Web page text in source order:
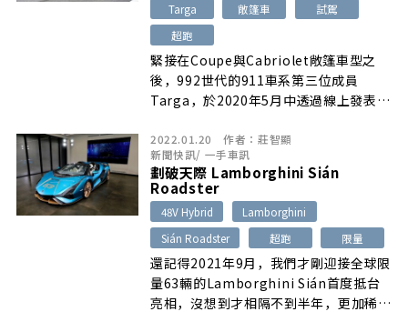
Targa
敞篷車
試駕
超跑
緊接在Coupe與Cabriolet敞篷車型之
後，992世代的911車系第三位成員
Targa，於2020年5月中透過線上發表方
2022.01.20 作者： 莊智顯
新聞快訊/ 一手車訊
劃破天際 Lamborghini Sián
Roadster
48V Hybrid
Lamborghini
Sián Roadster
超跑 限量
還記得2021年9月，我們才剛迎接全球限
量63輛的Lamborghini Sián首度抵台
亮相，沒想到才相隔不到半年，更加稀有